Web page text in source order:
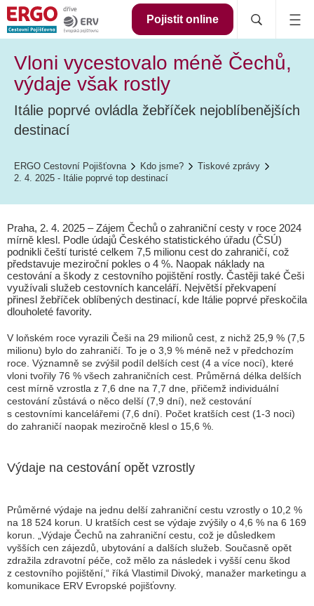
Pojistit online
Vloni vycestovalo méně Čechů,
výdaje však rostly
Itálie poprvé ovládla žebříček nejoblíbenějších
destinací
ERGO Cestovní Pojišťovna Kdo jsme?
Tiskové zprávy
2. 4. 2025 - Itálie poprvé top destinací
Praha, 2. 4. 2025 – Zájem Čechů o zahraniční cesty v roce 2024
mírně klesl. Podle údajů Českého statistického úřadu (ČSÚ)
podnikli čeští turisté celkem 7,5 milionu cest do zahraničí, což
představuje meziroční pokles o 4 %. Naopak náklady na
cestování a škody z cestovního pojištění rostly. Častěji také Češi
využívali služeb cestovních kanceláří. Největší překvapení
přinesl žebříček oblíbených destinací, kde Itálie poprvé přeskočila
dlouholeté favority.
V loňském roce vyrazili Češi na 29 milionů cest, z nichž 25,9 % (7,5
milionu) bylo do zahraničí. To je o 3,9 % méně než v předchozím
roce. Významně se zvýšil podíl delších cest (4 a více nocí), které
vloni tvořily 76 % všech zahraničních cest. Průměrná délka delších
cest mírně vzrostla z 7,6 dne na 7,7 dne, přičemž individuální
cestování zůstává o něco delší (7,9 dní), než cestování
s cestovními kancelářemi (7,6 dní). Počet kratších cest (1-3 noci)
do zahraničí naopak meziročně klesl o 15,6 %.
Výdaje na cestování opět vzrostly
Průměrné výdaje na jednu delší zahraniční cestu vzrostly o 10,2 %
na 18 524 korun. U kratších cest se výdaje zvýšily o 4,6 % na 6 169
korun.
„Výdaje Čechů na zahraniční cestu, což je důsledkem
vyšších cen zájezdů, ubytování a dalších služeb. Současně opět
zdražila zdravotní péče, což mělo za následek i vyšší cenu škod
z cestovního pojištění,“ říká Vlastimil Divoký, manažer marketingu a
komunikace ERV Evropské pojišťovny.